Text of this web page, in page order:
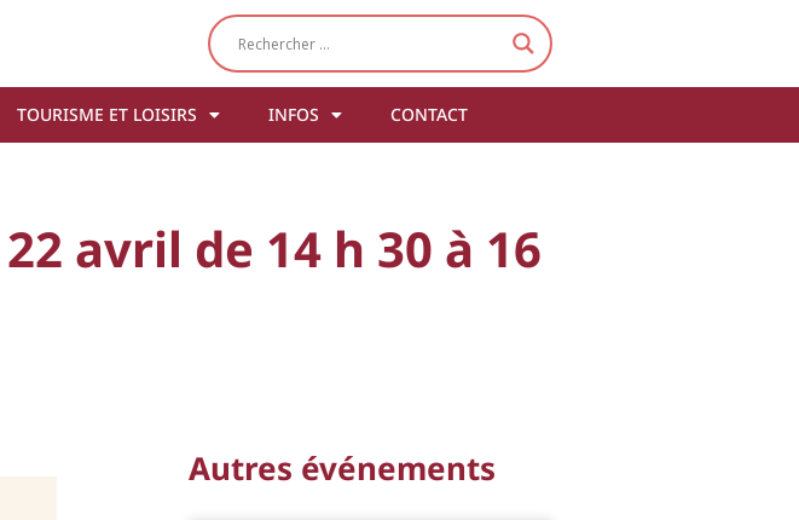
TOURISME ET LOISIRS INFOS CONTACT
avril de 14 h 30 à 16
Autres événements